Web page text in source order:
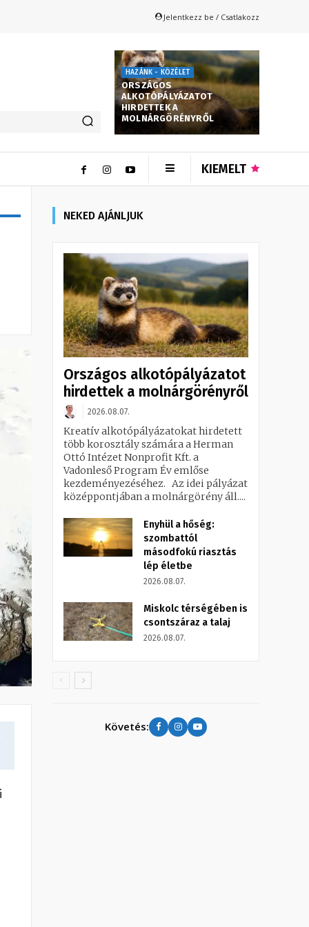
Jelentkezz be / Csatlakozz
HAZÁNK - KÖZÉLET
ORSZÁGOS
ALKOTÓPÁLYÁZATOT
HIRDETTEK A
MOLNÁRGÖRÉNYRŐL
KIEMELT
NEKED AJÁNLJUK
Országos alkotópályázatot
hirdettek a molnárgörényről
2026.08.07.
Kreatív alkotópályázatokat hirdetett
több korosztály számára a Herman
Ottó Intézet Nonprofit Kft. a
Vadonleső Program Év emlőse
kezdeményezéséhez. Az idei pályázat
középpontjában a molnárgörény áll....
Enyhül a hőség:
szombattól
másodfokú riasztás
lép életbe
2026.08.07.
Miskolc térségében is
csontszáraz a talaj
2026.08.07.
Követés: